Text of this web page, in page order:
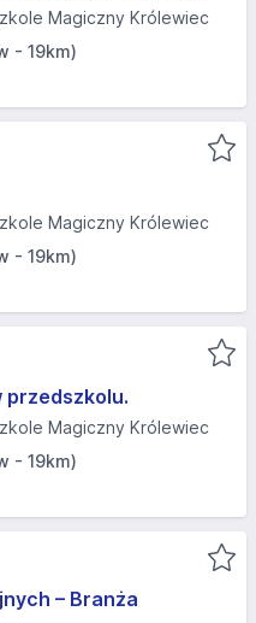
Magiczny Królewiec
- 19km)
Magiczny Królewiec
- 19km)
przedszkolu.
Magiczny Królewiec
- 19km)
– Branża